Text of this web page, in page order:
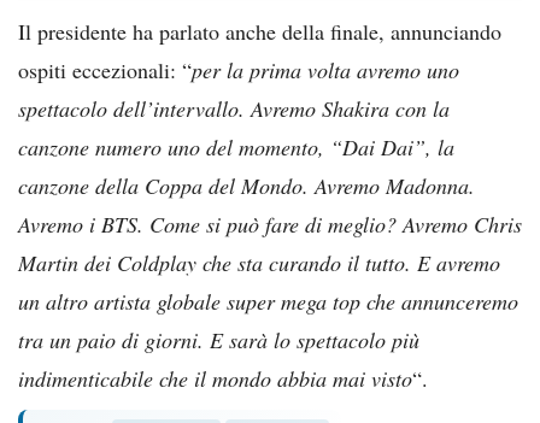
Il presidente ha parlato anche della finale, annunciando
ospiti eccezionali: “per la prima volta avremo uno
spettacolo dell’intervallo. Avremo Shakira con la
canzone numero uno del momento, “Dai Dai”, la
canzone della Coppa del Mondo. Avremo Madonna.
Avremo i BTS. Come si può fare di meglio? Avremo Chris
Martin dei Coldplay che sta curando il tutto. E avremo
un altro artista globale super mega top che annunceremo
tra un paio di giorni. E sarà lo spettacolo più
indimenticabile che il mondo abbia mai visto“.